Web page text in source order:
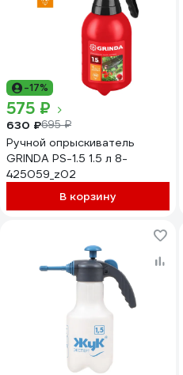
-17%
575 ₽
630 ₽695 ₽
Ручной опрыскиватель
GRINDA PS-1.5 1.5 л 8-
425059_z02
В корзину